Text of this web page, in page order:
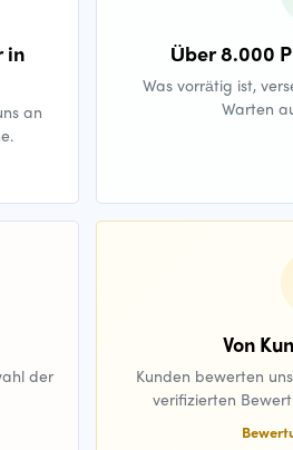
in
an
Über 8.000
Was vorrätig ist,
Warten
der
Von
Kunden bewerten
verifizierten